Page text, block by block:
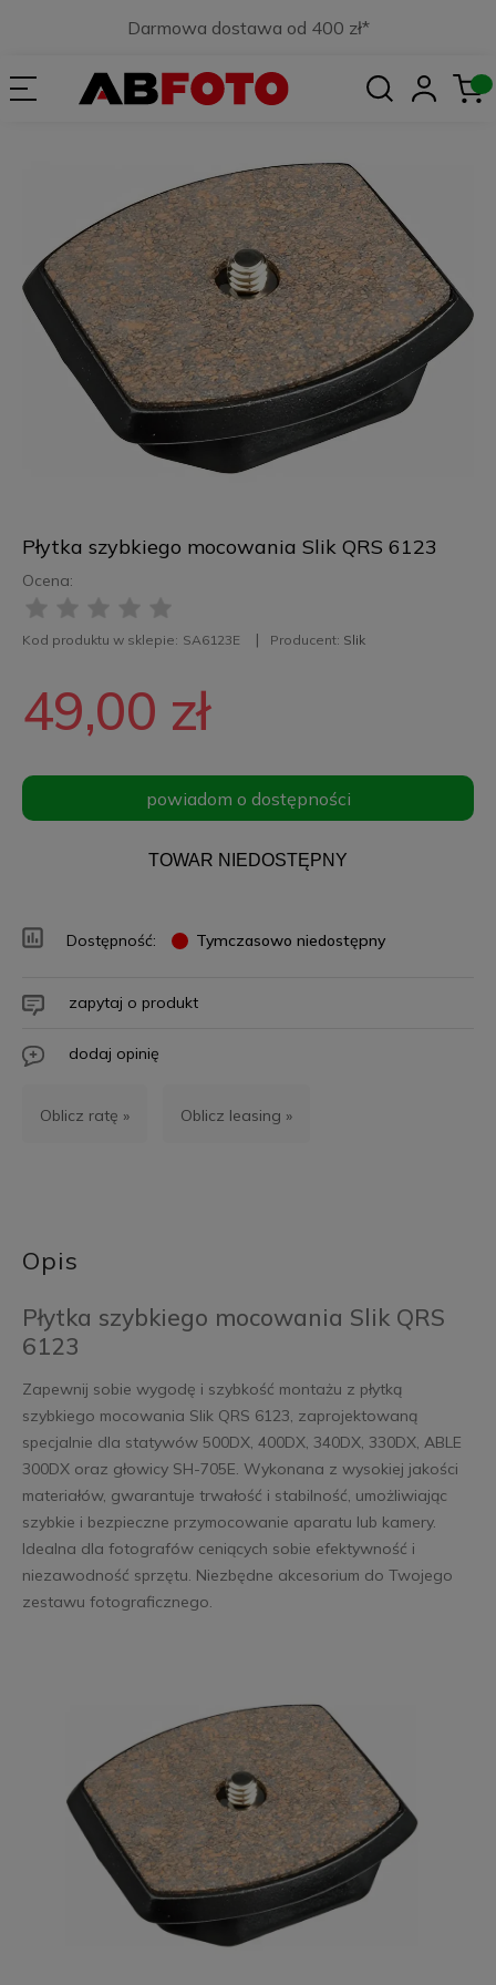
Darmowa dostawa od 400 zł*
Płytka szybkiego mocowania Slik QRS 6123
Ocena:
Kod produktu w sklepie: SA6123E Producent: Slik
49,00 zł
powiadom o dostępności
TOWAR NIEDOSTĘPNY
Dostępność: Tymczasowo niedostępny
zapytaj o produkt
dodaj opinię
Oblicz ratę » Oblicz leasing »
Opis
Płytka szybkiego mocowania Slik QRS
6123
Zapewnij sobie wygodę i szybkość montażu z płytką
szybkiego mocowania Slik QRS 6123, zaprojektowaną
specjalnie dla statywów 500DX, 400DX, 340DX, 330DX, ABLE
300DX oraz głowicy SH-705E. Wykonana z wysokiej jakości
materiałów, gwarantuje trwałość i stabilność, umożliwiając
szybkie i bezpieczne przymocowanie aparatu lub kamery.
Idealna dla fotografów ceniących sobie efektywność i
niezawodność sprzętu. Niezbędne akcesorium do Twojego
zestawu fotograficznego.